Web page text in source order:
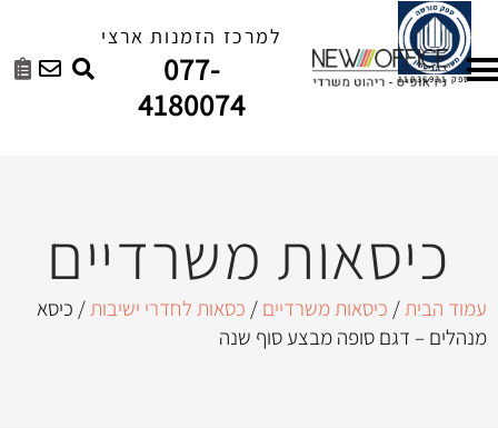
למרכז הזמנות ארצי
077-
משרדיים
משרדיים/כסאות לחדרי ישיבות/ כיסא
מבצע סוף שנה